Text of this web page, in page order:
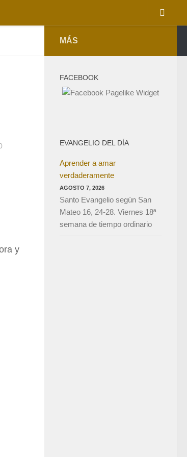
y
MÁS
FACEBOOK
EVANGELIO DEL DÍA
Aprender a amar
verdaderamente
AGOSTO 7, 2026
Santo Evangelio según San
Mateo 16, 24-28. Viernes 18ª
semana de tiempo ordinario